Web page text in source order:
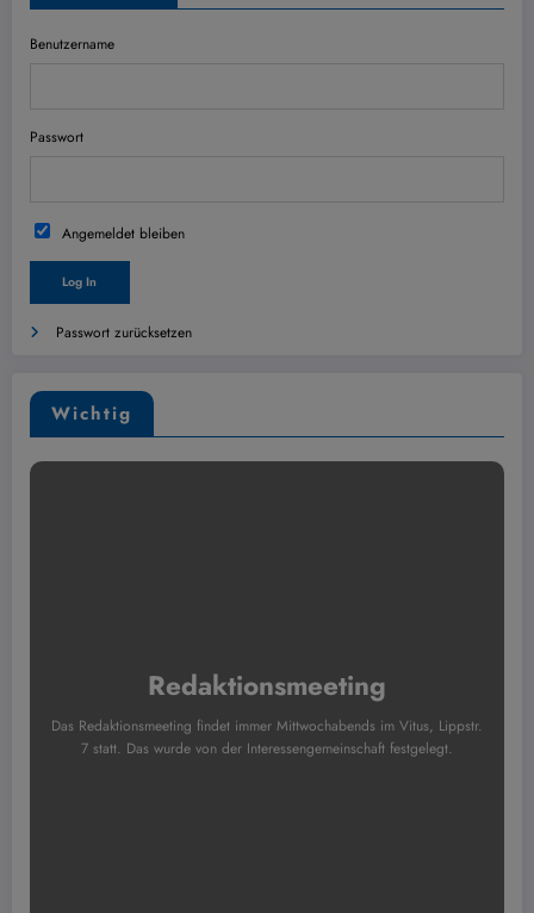
Benutzername
Passwort
Angemeldet bleiben
Passwort zurücksetzen
Wichtig
Redaktionsmeeting
Das Redaktionsmeeting findet immer Mittwochabends im Vitus, Lippstr.
7 statt. Das wurde von der Interessengemeinschaft festgelegt.